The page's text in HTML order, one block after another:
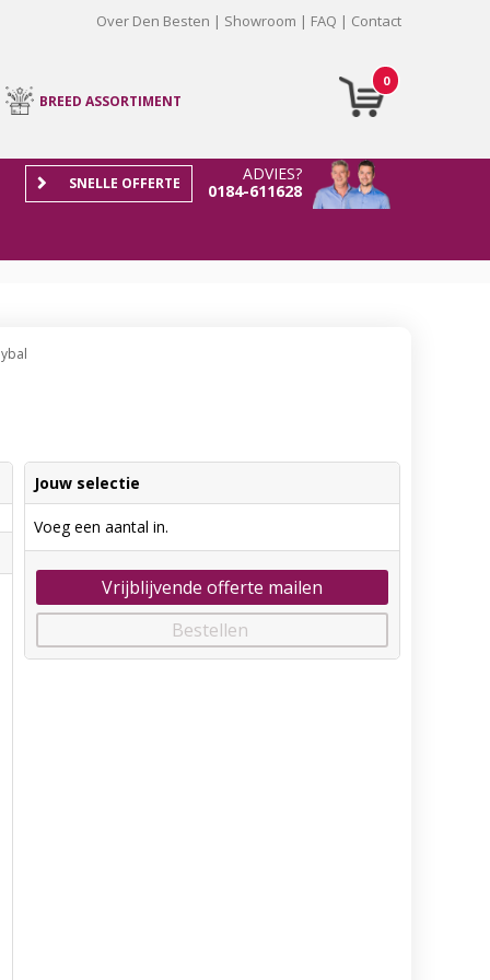
Over Den Besten Showroom FAQ Contact
0
BREED ASSORTIMENT
ADVIES?
0184-611628
SNELLE OFFERTE
Jouw selectie
Voeg een aantal in.
Vrijblijvende offerte mailen
Bestellen